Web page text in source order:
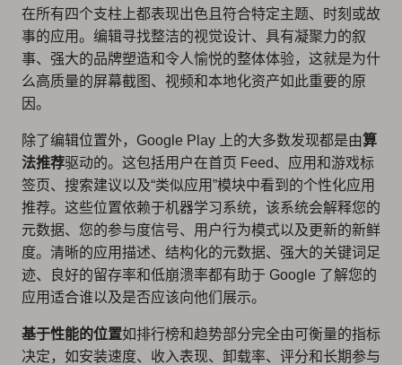
在所有四个支柱上都表现出色且符合特定主题、时刻或故
事的应用。编辑寻找整洁的视觉设计、具有凝聚力的叙
事、强大的品牌塑造和令人愉悦的整体体验，这就是为什
么高质量的屏幕截图、视频和本地化资产如此重要的原
因。
除了编辑位置外，Google Play 上的大多数发现都是由算
法推荐驱动的。这包括用户在首页 Feed、应用和游戏标
签页、搜索建议以及“类似应用”模块中看到的个性化应用
推荐。这些位置依赖于机器学习系统，该系统会解释您的
元数据、您的参与度信号、用户行为模式以及更新的新鲜
度。清晰的应用描述、结构化的元数据、强大的关键词足
迹、良好的留存率和低崩溃率都有助于 Google 了解您的
应用适合谁以及是否应该向他们展示。
基于性能的位置如排行榜和趋势部分完全由可衡量的指标
决定，如安装速度、收入表现、卸载率、评分和长期参与